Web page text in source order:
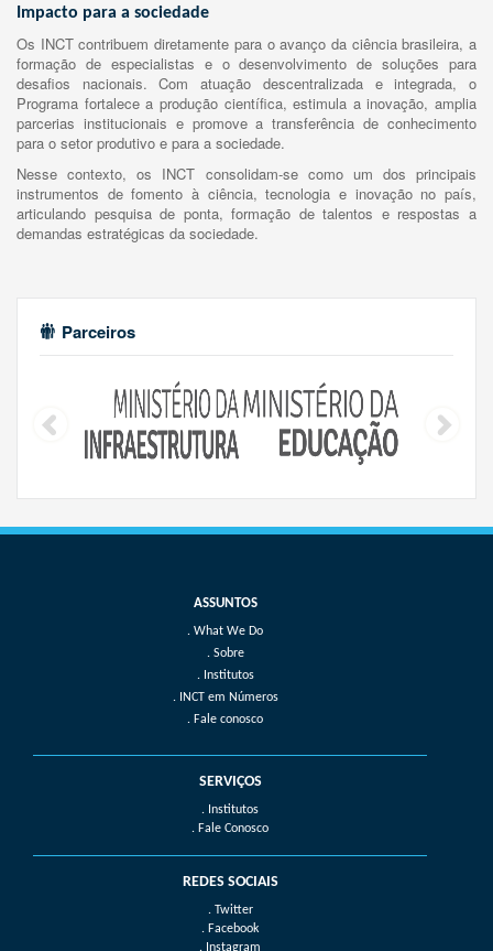
Impacto para a sociedade
Os INCT contribuem diretamente para o avanço da ciência brasileira, a
formação de especialistas e o desenvolvimento de soluções para
desafios nacionais. Com atuação descentralizada e integrada, o
Programa fortalece a produção científica, estimula a inovação, amplia
parcerias institucionais e promove a transferência de conhecimento
para o setor produtivo e para a sociedade.
Nesse contexto, os INCT consolidam-se como um dos principais
instrumentos de fomento à ciência, tecnologia e inovação no país,
articulando pesquisa de ponta, formação de talentos e respostas a
demandas estratégicas da sociedade.
Parceiros
What We Do
Sobre
Institutos
INCT em Números
Fale conosco
SERVIÇOS
. Institutos
. Fale Conosco
REDES SOCIAIS
. Twitter
. Facebook
. Instagram